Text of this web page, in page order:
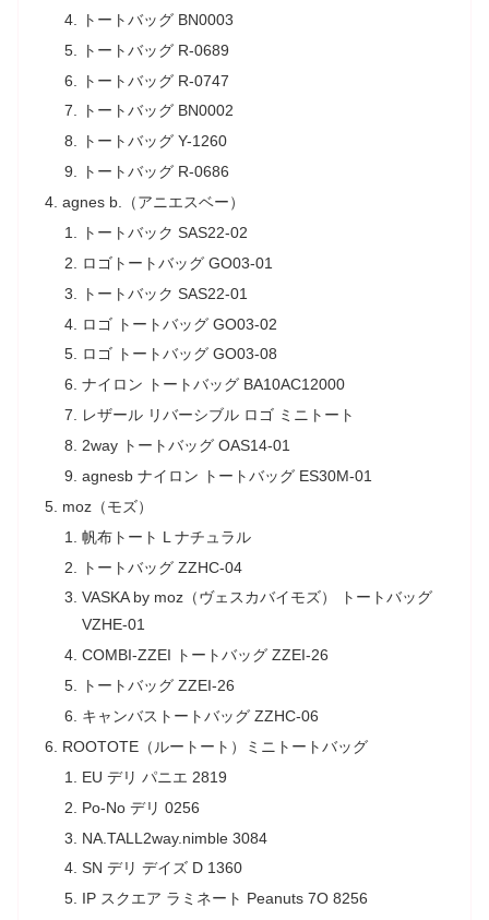
トートバッグ BN0003
トートバッグ R-0689
トートバッグ R-0747
トートバッグ BN0002
トートバッグ Y-1260
トートバッグ R-0686
agnes b.（アニエスベー）
トートバック SAS22-02
ロゴトートバッグ GO03-01
トートバック SAS22-01
ロゴ トートバッグ GO03-02
ロゴ トートバッグ GO03-08
ナイロン トートバッグ BA10AC12000
レザール リバーシブル ロゴ ミニトート
2way トートバッグ OAS14-01
agnesb ナイロン トートバッグ ES30M-01
moz（モズ）
帆布トート L ナチュラル
トートバッグ ZZHC-04
VASKA by moz（ヴェスカバイモズ） トートバッグ
VZHE-01
COMBI-ZZEI トートバッグ ZZEI-26
トートバッグ ZZEI-26
キャンバストートバッグ ZZHC-06
ROOTOTE（ルートート）ミニトートバッグ
EU デリ パニエ 2819
Po-No デリ 0256
NA.TALL2way.nimble 3084
SN デリ デイズ D 1360
IP スクエア ラミネート Peanuts 7O 8256